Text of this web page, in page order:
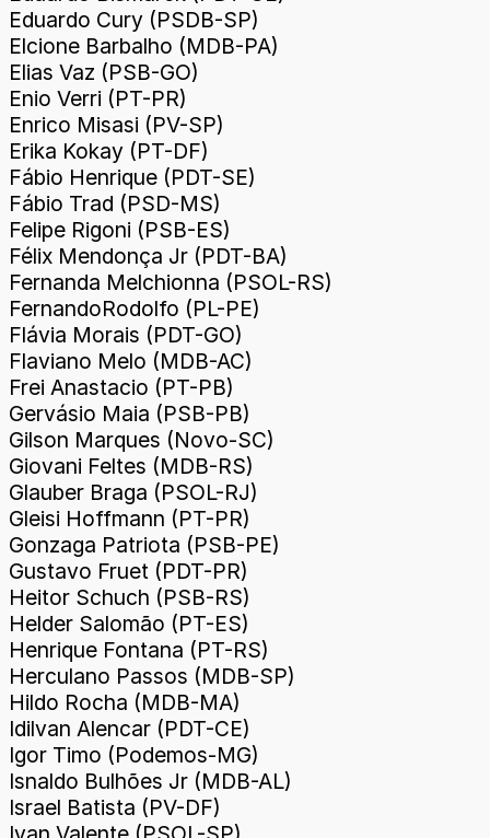
Eduardo Cury (PSDB-SP)
Elcione Barbalho (MDB-PA)
Elias Vaz (PSB-GO)
Enio Verri (PT-PR)
Enrico Misasi (PV-SP)
Erika Kokay (PT-DF)
Fábio Henrique (PDT-SE)
Fábio Trad (PSD-MS)
Felipe Rigoni (PSB-ES)
Félix Mendonça Jr (PDT-BA)
Fernanda Melchionna (PSOL-RS)
FernandoRodolfo (PL-PE)
Flávia Morais (PDT-GO)
Flaviano Melo (MDB-AC)
Frei Anastacio (PT-PB)
Gervásio Maia (PSB-PB)
Gilson Marques (Novo-SC)
Giovani Feltes (MDB-RS)
Glauber Braga (PSOL-RJ)
Gleisi Hoffmann (PT-PR)
Gonzaga Patriota (PSB-PE)
Gustavo Fruet (PDT-PR)
Heitor Schuch (PSB-RS)
Helder Salomão (PT-ES)
Henrique Fontana (PT-RS)
Herculano Passos (MDB-SP)
Hildo Rocha (MDB-MA)
Idilvan Alencar (PDT-CE)
Igor Timo (Podemos-MG)
Isnaldo Bulhões Jr (MDB-AL)
Israel Batista (PV-DF)